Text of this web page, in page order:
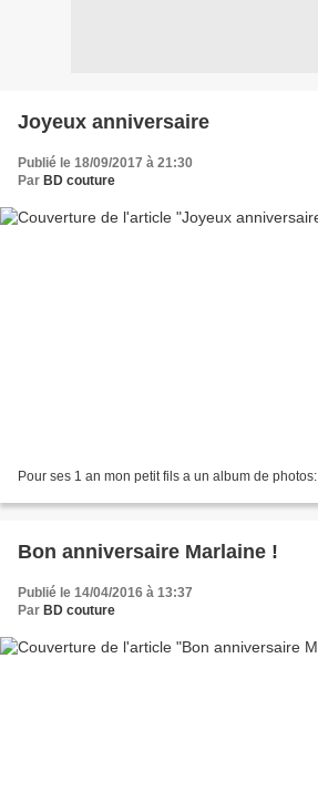
Joyeux anniversaire
Publié le 18/09/2017 à 21:30
Par BD couture
Pour ses 1 an mon petit fils a un album de photos:
Bon anniversaire Marlaine !
Publié le 14/04/2016 à 13:37
Par BD couture